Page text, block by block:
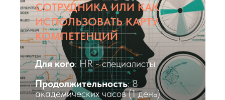
СОТРУДНИКА ИЛИ КАК
ИСПОЛЬЗОВАТЬ КАРТУ
КОМПЕТЕНЦИЙ
Для кого: HR - специалисты
Продолжительность: 8
академических часов (1 день)